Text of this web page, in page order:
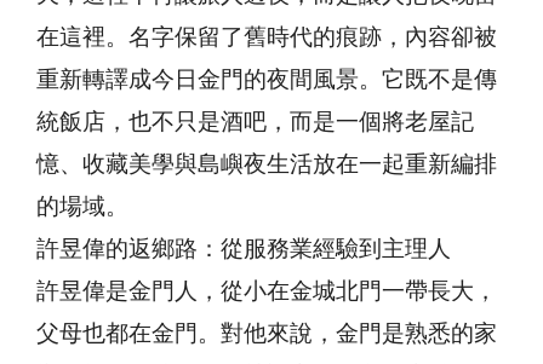
在這裡。名字保留了舊時代的痕跡，內容卻被
重新轉譯成今日金門的夜間風景。它既不是傳
統飯店，也不只是酒吧，而是一個將老屋記
憶、收藏美學與島嶼夜生活放在一起重新編排
的場域。
許昱偉的返鄉路：從服務業經驗到主理人
許昱偉是金門人，從小在金城北門一帶長大，
父母也都在金門。對他來說，金門是熟悉的家